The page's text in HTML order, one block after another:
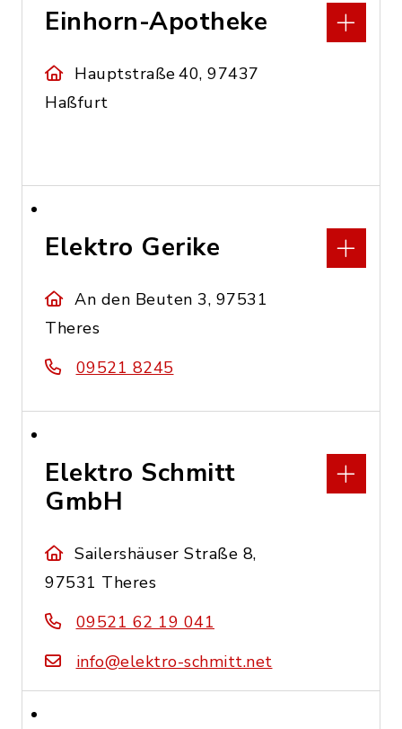
Einhorn-Apotheke
Hauptstraße 40, 97437
Haßfurt
Elektro Gerike
An den Beuten 3, 97531
Theres
09521 8245
Elektro Schmitt
GmbH
Sailershäuser Straße 8,
97531 Theres
09521 62 19 041
info@elektro-schmitt.net